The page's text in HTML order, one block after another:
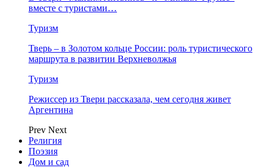
вместе с туристами…
Туризм
Тверь – в Золотом кольце России: роль туристического
маршрута в развитии Верхневолжья
Туризм
Режиссер из Твери рассказала, чем сегодня живет
Аргентина
Prev Next
Религия
Поэзия
Дом и сад